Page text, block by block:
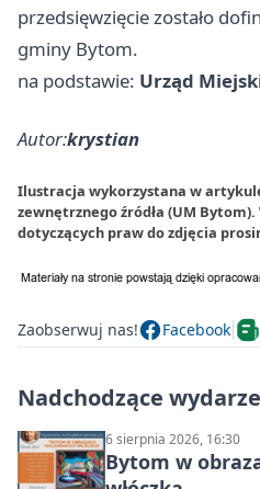
przedsięwzięcie zostało
gminy Bytom.
na podstawie: Urząd
Autor:krystian
Ilustracja wykorzystana w
zewnętrznego źródła (UM
dotyczących praw do zdjęcia
Zaobserwuj nas! Facebook
Nadchodzące
6 sierpnia 2026, 16:30
Bytom w